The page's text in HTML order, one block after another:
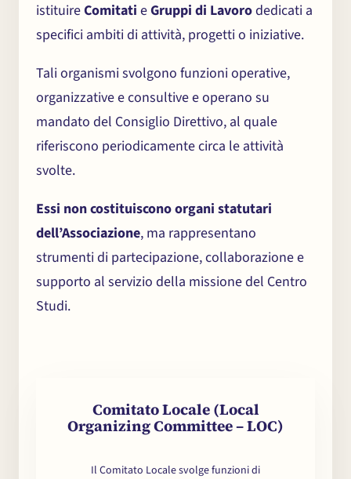
istituireComitati eGruppi di Lavorodedicati a
specifici ambiti di attività, progetti o iniziative.
Tali organismi svolgono funzioni operative,
organizzative e consultive e operano su
mandato del Consiglio Direttivo, al quale
riferiscono periodicamente circa le attività
svolte.
Essi non costituiscono organi statutari
dell’Associazione, ma rappresentano
strumenti di partecipazione, collaborazione e
supporto al servizio della missione del Centro
Studi.
Comitato Locale (Local
Organizing Committee – LOC)
Il Comitato Locale svolge funzioni di